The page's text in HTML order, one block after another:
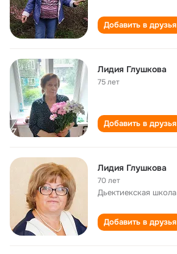
Добавить в друзья
Лидия Глушкова
75 лет
Добавить в друзья
Лидия Глушкова
70 лет
Дьектиекская школа
Добавить в друзья